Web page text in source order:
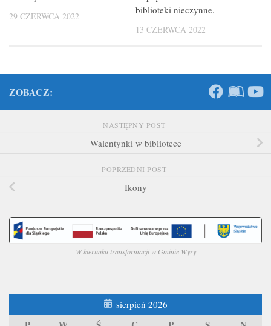
29 CZERWCA 2022
biblioteki nieczynne.
13 CZERWCA 2022
ZOBACZ:
NASTĘPNY POST
Walentynki w bibliotece
POPRZEDNI POST
Ikony
W kierunku transformacji w Gminie Wyry
sierpień 2026